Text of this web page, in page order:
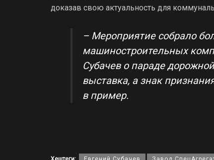
доказав свою актуальность для
– Мероприятие собрало
машиностроительных
Субачев о параде
выставка, а знак
в пример.